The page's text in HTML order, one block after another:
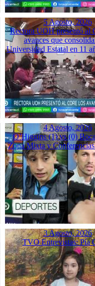
5 Agosto, 2026
Rectora UOH presentó al
avances que
Universidad Estatal en 11
4 Agosto, 2026
O’Higgins (1) vs (0)
Zona Mixta y Conferencias
3 Agosto, 2026
TVO Entrevistas: Pía